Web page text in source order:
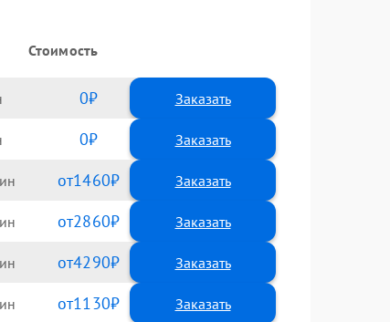
Стоимость
0 Заказать
0 Заказать
1460
2860
4290
1130